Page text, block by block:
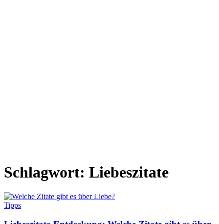
Schlagwort: Liebeszitate
Tipps